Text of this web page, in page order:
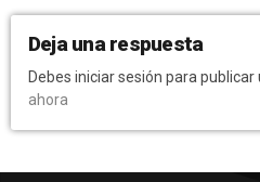
Deja una respuesta
Debes iniciar sesión para
ahora